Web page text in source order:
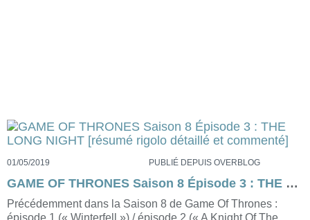
01/05/2019 PUBLIÉ DEPUIS OVERBLOG
GAME OF THRONES Saison 8 Épisode 3 : THE LONG NIGHT [résumé rigolo détaillé et commenté]
Précédemment dans la Saison 8 de Game Of Thrones :
épisode 1 (« Winterfell ») / épisode 2 (« A Knight Of The